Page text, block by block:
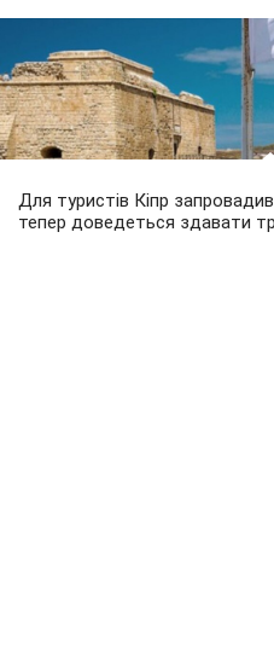
Для туристів Кіпр
тепер доведеться здавати